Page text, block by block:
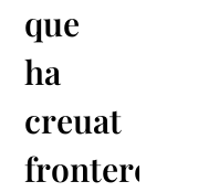
que
ha
creuat
fronteres